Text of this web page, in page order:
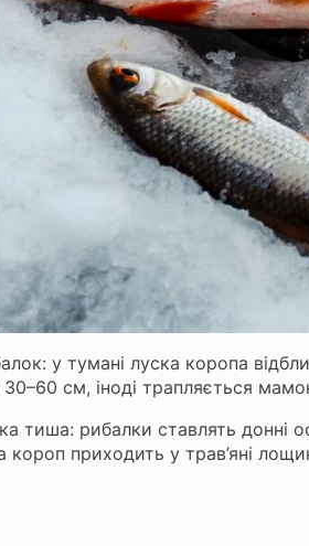
у тумані луска коропа
см, іноді трапляється
тиша: рибалки ставлять донні
короп приходить у трав’яні